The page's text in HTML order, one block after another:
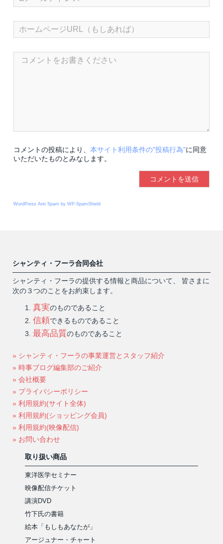
コメントの投稿により、 本サイト利用条件の"投稿行為"に同意
いただいたものとみなします。
WordPress Anti Spam by WP-SpamShield
シャンティ・フーラ合同会社
シャンティ・フーラの提供する情報と商品について、 皆さまに
次の３つのことをお約束します。
真実のものであること
信頼できるものであること
最高品質のものであること
» シャンティ・フーラの事業運営とスタッフ紹介
» 時事ブログ編集部のご紹介
» 会社概要
» プライバシーポリシー
» 利用規約(サイト全体)
» 利用規約(ショッピング会員)
» 利用規約(映像配信)
» お問い合わせ
取り扱い商品
東洋医学セミナー
映像配信チケット
講演DVD
竹下氏の書籍
絵本「もしもあなたが」
アージュナー・チャート